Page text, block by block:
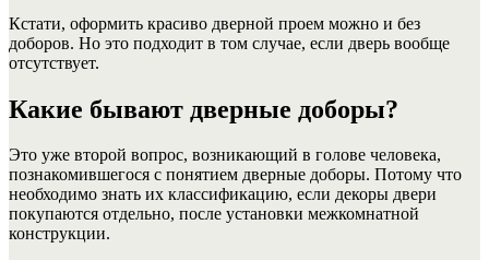
Кстати, оформить красиво дверной проем можно и без
доборов. Но это подходит в том случае, если дверь вообще
отсутствует.
Какие бывают дверные доборы?
Это уже второй вопрос, возникающий в голове человека,
познакомившегося с понятием дверные доборы. Потому что
необходимо знать их классификацию, если декоры двери
покупаются отдельно, после установки межкомнатной
конструкции.